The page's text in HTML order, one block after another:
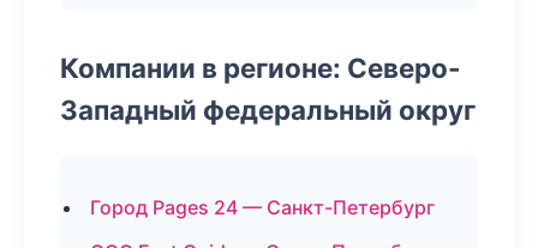
Компании в регионе: Северо-
Западный федеральный округ
Город Pages 24 — Санкт-Петербург